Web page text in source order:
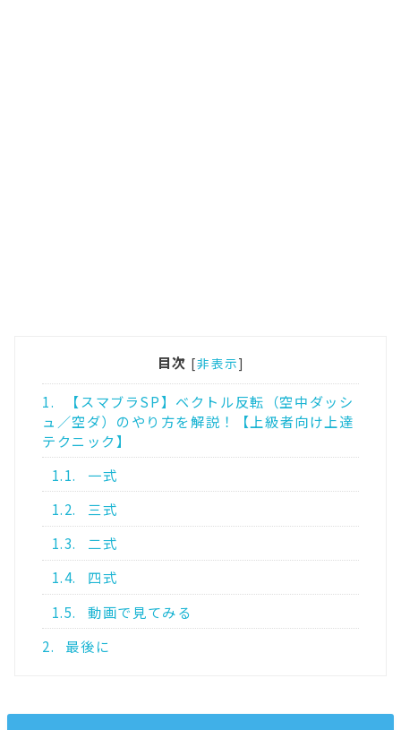
目次 [非表示]
1.
【スマブラSP】ベクトル反転（空中ダッシ
ュ／空ダ）のやり方を解説！【上級者向け上達
テクニック】
1.1.
一式
1.2.
三式
1.3.
二式
1.4.
四式
1.5.
動画で見てみる
2.
最後に